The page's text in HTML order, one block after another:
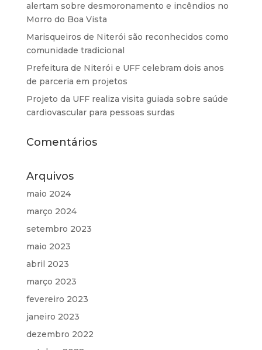
alertam sobre desmoronamento e incêndios no
Morro do Boa Vista
Marisqueiros de Niterói são reconhecidos como
comunidade tradicional
Prefeitura de Niterói e UFF celebram dois anos
de parceria em projetos
Projeto da UFF realiza visita guiada sobre saúde
cardiovascular para pessoas surdas
Comentários
Arquivos
maio 2024
março 2024
setembro 2023
maio 2023
abril 2023
março 2023
fevereiro 2023
janeiro 2023
dezembro 2022